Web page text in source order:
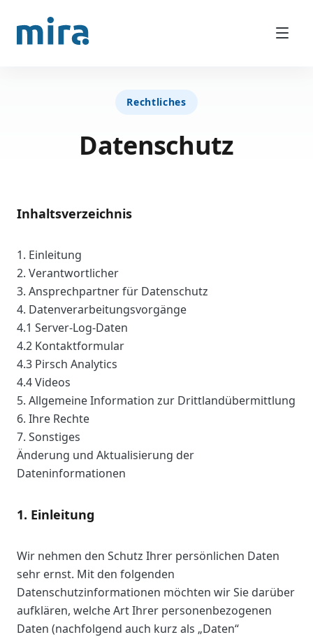
Rechtliches
Datenschutz
Inhaltsverzeichnis
1. Einleitung
2. Verantwortlicher
3. Ansprechpartner für Datenschutz
4. Datenverarbeitungsvorgänge
4.1 Server-Log-Daten
4.2 Kontaktformular
4.3 Pirsch Analytics
4.4 Videos
5. Allgemeine Information zur Drittlandübermittlung
6. Ihre Rechte
7. Sonstiges
Änderung und Aktualisierung der
Dateninformationen
1. Einleitung
Wir nehmen den Schutz Ihrer persönlichen Daten
sehr ernst. Mit den folgenden
Datenschutzinformationen möchten wir Sie darüber
aufklären, welche Art Ihrer personenbezogenen
Daten (nachfolgend auch kurz als „Daten“